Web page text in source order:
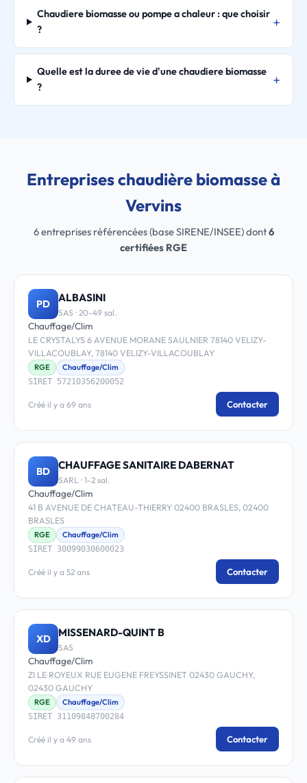
Chaudiere biomasse ou pompe a chaleur : que choisir
?
Quelle est la duree de vie d'une chaudiere biomasse
?
Entreprises chaudière biomasse à
Vervins
6 entreprises référencées (base SIRENE/INSEE) dont6
certifiées RGE
PD ALBASINI
SAS · 20-49 sal.
Chauffage/Clim
LE CRYSTALYS 6 AVENUE MORANE SAULNIER 78140 VELIZY-
VILLACOUBLAY, 78140 VELIZY-VILLACOUBLAY
RGE
Chauffage/Clim
SIRET 57210356200052
Créé il y a 69 ans Contacter
BD CHAUFFAGE SANITAIRE DABERNAT
SARL · 1-2 sal.
Chauffage/Clim
41 B AVENUE DE CHATEAU-THIERRY 02400 BRASLES, 02400
BRASLES
RGE
Chauffage/Clim
SIRET 30099030600023
Créé il y a 52 ans Contacter
XD MISSENARD-QUINT B
SAS
Chauffage/Clim
ZI LE ROYEUX RUE EUGENE FREYSSINET 02430 GAUCHY,
02430 GAUCHY
RGE
Chauffage/Clim
SIRET 31109848700284
Créé il y a 49 ans Contacter